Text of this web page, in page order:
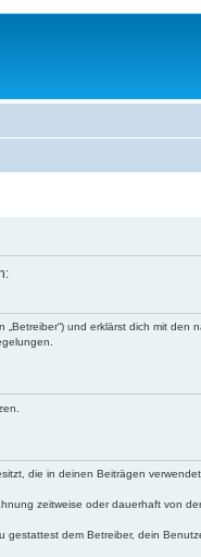
und erklärst dich mit
die in deinen Beiträgen
zeitweise oder dauerhaft von
dem Betreiber, dein